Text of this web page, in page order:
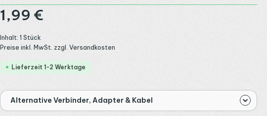
Regulärer Preis:
1,99 €
Inhalt: 1 Stück
Preise inkl. MwSt. zzgl. Versandkosten
Lieferzeit 1-2 Werktage
Alternative Verbinder, Adapter & Kabel